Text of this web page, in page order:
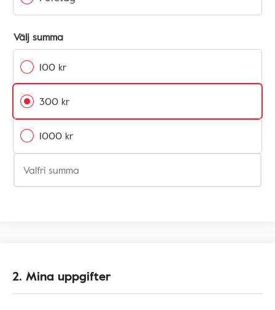
Välj summa
100 kr
300 kr
1000 kr
2. Mina uppgifter